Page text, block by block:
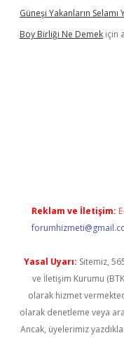
Güneşi Yakanların Selamı
Boy Birliği Ne Demek için
Reklam ve İletişim:
Yasal Uyarı: Sitemiz,
ve İletişim Kurumu
olarak hizmet
olarak denetleme veya
Ancak, üyelerimiz